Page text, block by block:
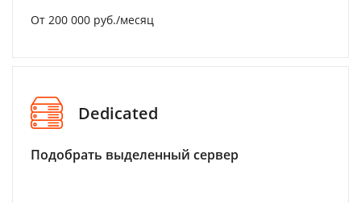
От 200 000 руб./месяц
Dedicated
Подобрать выделенный сервер